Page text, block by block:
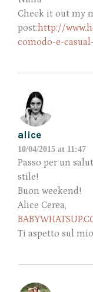
Check it out my
post: http://
comodo-e-
alice
10/04/2015 at 11:47
Passo per un
stile!
Buon weekend!
Alice Cerea,
Ti aspetto sul